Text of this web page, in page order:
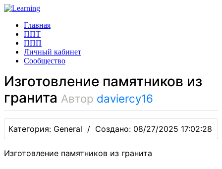
Главная
ППТ
ППП
Личный кабинет
Сообщество
Изготовление памятников из
гранита Автор daviercy16
Категория: General / Создано: 08/27/2025 17:02:28
Изготовление памятников из гранита